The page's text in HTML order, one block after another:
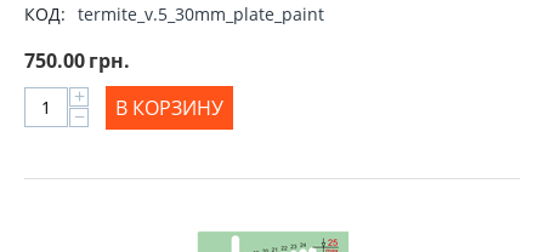
КОД: termite_v.5_30mm_plate_paint
750.00грн.
+
− В КОРЗИНУ